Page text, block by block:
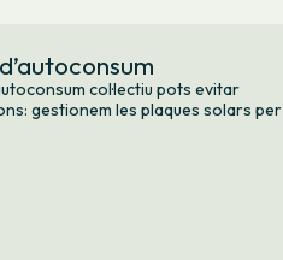
col·lectiu pots evitar
gestionem les plaques solars per